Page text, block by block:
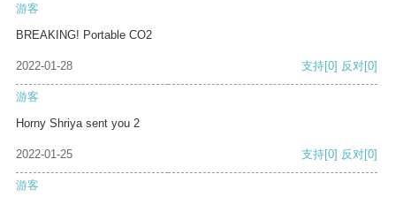
游客
BREAKING! Portable CO2
2022-01-28 支持[0] 反对[0]
游客
Horny Shriya sent you 2
2022-01-25 支持[0] 反对[0]
游客